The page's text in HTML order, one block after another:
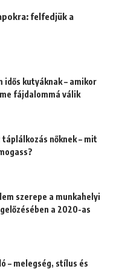
felfedjük a
idős kutyáknak – amikor
fájdalommá válik
nőknek – mit
szerepe a munkahelyi
a 2020-as
– melegség, stílus és